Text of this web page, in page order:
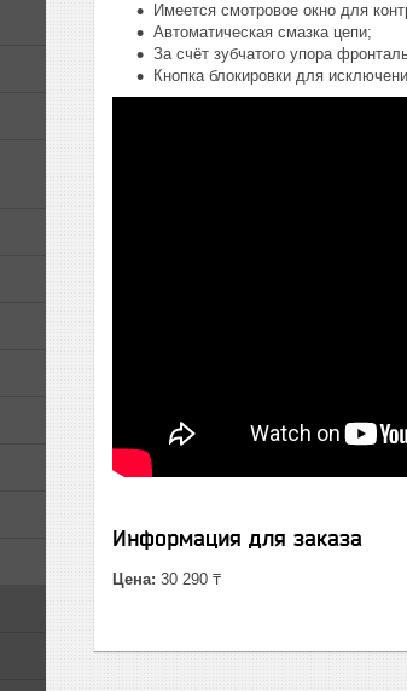
Имеется смотровое окно для
Автоматическая смазка цепи;
За счёт зубчатого упора
Кнопка блокировки для
Информация для заказа
Цена: 30 290 ₸